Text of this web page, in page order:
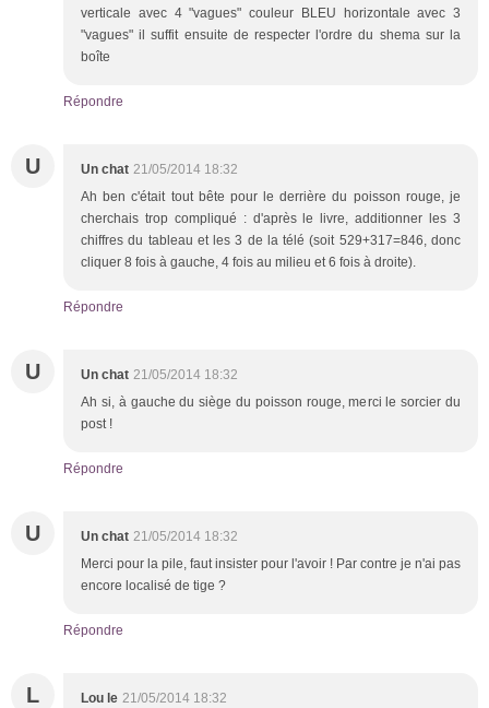
verticale avec 4 "vagues" couleur BLEU horizontale avec 3
"vagues" il suffit ensuite de respecter l'ordre du shema sur la
boîte
Répondre
U Un chat 21/05/2014 18:32
Ah ben c'était tout bête pour le derrière du poisson rouge, je
cherchais trop compliqué : d'après le livre, additionner les 3
chiffres du tableau et les 3 de la télé (soit 529+317=846, donc
cliquer 8 fois à gauche, 4 fois au milieu et 6 fois à droite).
Répondre
U Un chat 21/05/2014 18:32
Ah si, à gauche du siège du poisson rouge, merci le sorcier du
post !
Répondre
U Un chat 21/05/2014 18:32
Merci pour la pile, faut insister pour l'avoir ! Par contre je n'ai pas
encore localisé de tige ?
Répondre
L Lou le 21/05/2014 18:32